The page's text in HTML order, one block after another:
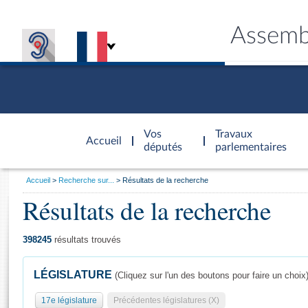
Accueil
d'accueil
Vos
députés
Travaux
parlementaires
Général
Vous
Accueil Recherche sur... Résultats de la recherche
Résultats de la recherche
398245 résultats trouvés
LÉGISLATURE (Cliquez sur l'un des boutons pour faire un choix)
17e législature Précédentes législatures (X)